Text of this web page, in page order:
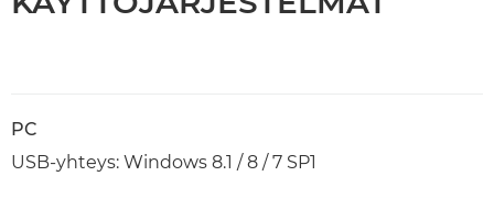
PC
USB-yhteys: Windows 8.1 / 8 / 7 SP1